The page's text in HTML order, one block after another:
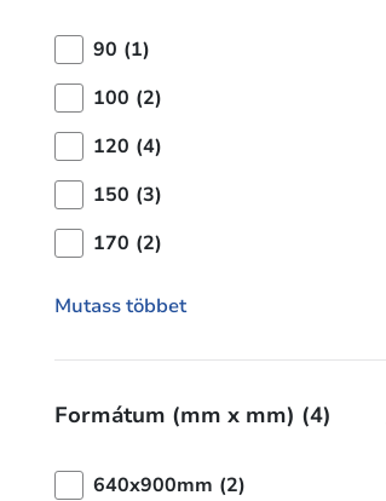
90 (1)
100 (2)
120 (4)
150 (3)
170 (2)
Mutass többet
Formátum (mm x mm) (4)
640x900mm (2)